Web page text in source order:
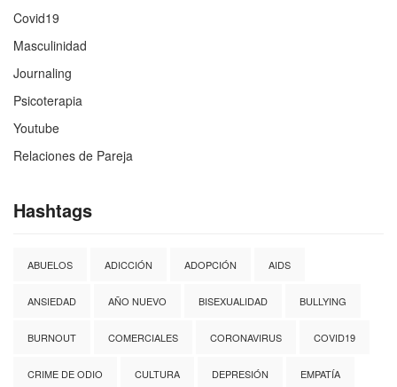
Covid19
Masculinidad
Journaling
Psicoterapia
Youtube
Relaciones de Pareja
Hashtags
ABUELOS ADICCIÓN ADOPCIÓN AIDS
ANSIEDAD AÑO NUEVO BISEXUALIDAD BULLYING
BURNOUT COMERCIALES CORONAVIRUS COVID19
CRIME DE ODIO CULTURA DEPRESIÓN EMPATÍA